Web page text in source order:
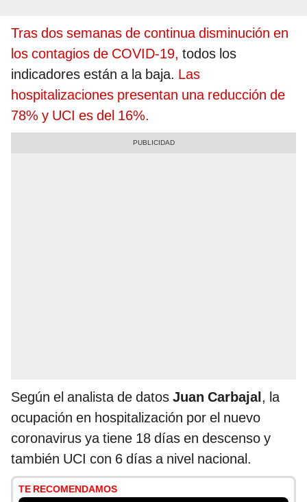
Tras dos semanas de continua disminución en
los contagios de COVID-19, todos los
indicadores están a la baja. Las
hospitalizaciones presentan una reducción de
78% y UCI es del 16%.
Según el analista de datos Juan Carbajal, la
ocupación en hospitalización por el nuevo
coronavirus ya tiene 18 días en descenso y
también UCI con 6 días a nivel nacional.
TE RECOMENDAMOS